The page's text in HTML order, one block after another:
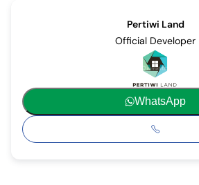
Pertiwi Land
Official Developer
WhatsApp